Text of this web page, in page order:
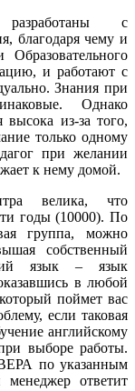
с
благодаря чему и
и работают с
Знания при
Однако
высока из-за того,
только одному
при желании
к нему домой.
велика, что
годы (10000). По
группа, можно
собственный
язык – язык
в любой
поймет вас
если таковая
английскому
выборе работы.
по указанным
менеджер ответит